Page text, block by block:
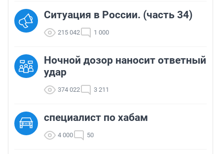
Ситуация в России. (часть 34)
215 042 1 000
Ночной дозор наносит ответный
удар
374 022 3 211
cпециалист по хабам
4 000 50